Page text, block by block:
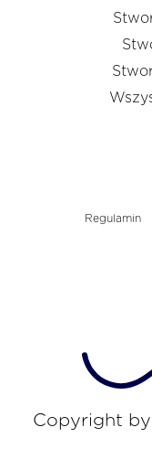
Regulamin
Copyright by